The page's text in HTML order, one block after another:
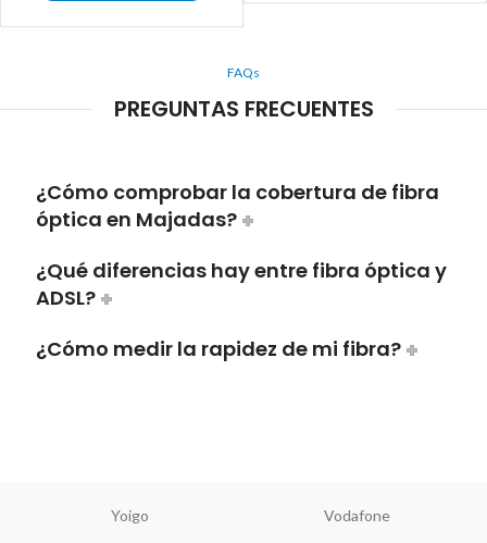
FAQs
PREGUNTAS FRECUENTES
¿Cómo comprobar la cobertura de fibra
óptica en Majadas?
¿Qué diferencias hay entre fibra óptica y
ADSL?
¿Cómo medir la rapidez de mi fibra?
Yoigo Vodafone